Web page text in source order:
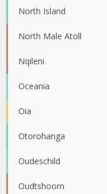
North Island
North Male Atoll
Nqileni
Oceania
Oia
Otorohanga
Oudeschild
Oudtshoorn